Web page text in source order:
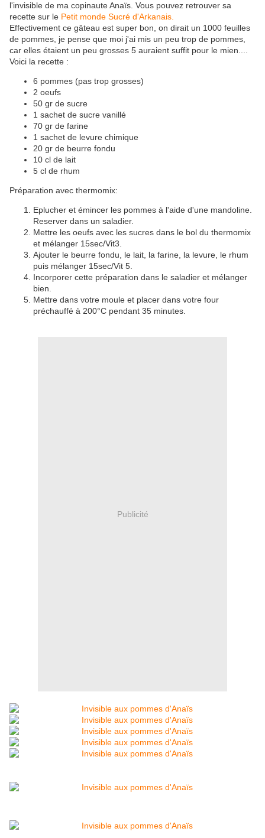
l'invisible de ma copinaute Anaïs. Vous pouvez retrouver sa
recette sur le Petit monde Sucré d'Arkanais.
Effectivement ce gâteau est super bon, on dirait un 1000 feuilles
de pommes, je pense que moi j'ai mis un peu trop de pommes,
car elles étaient un peu grosses 5 auraient suffit pour le mien....
Voici la recette :
6 pommes (pas trop grosses)
2 oeufs
50 gr de sucre
1 sachet de sucre vanillé
70 gr de farine
1 sachet de levure chimique
20 gr de beurre fondu
10 cl de lait
5 cl de rhum
Préparation avec thermomix:
Eplucher et émincer les pommes à l'aide d'une mandoline.
Reserver dans un saladier.
Mettre les oeufs avec les sucres dans le bol du thermomix
et mélanger 15sec/Vit3.
Ajouter le beurre fondu, le lait, la farine, la levure, le rhum
puis mélanger 15sec/Vit 5.
Incorporer cette préparation dans le saladier et mélanger
bien.
Mettre dans votre moule et placer dans votre four
préchauffé à 200°C pendant 35 minutes.
Publicité